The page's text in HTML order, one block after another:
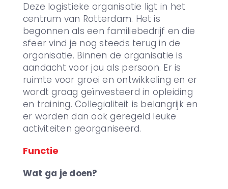
Deze logistieke organisatie ligt in het
centrum van Rotterdam. Het is
begonnen als een familiebedrijf en die
sfeer vind je nog steeds terug in de
organisatie. Binnen de organisatie is
aandacht voor jou als persoon. Er is
ruimte voor groei en ontwikkeling en er
wordt graag geïnvesteerd in opleiding
en training. Collegialiteit is belangrijk en
er worden dan ook geregeld leuke
activiteiten georganiseerd.
Functie
Wat ga je doen?